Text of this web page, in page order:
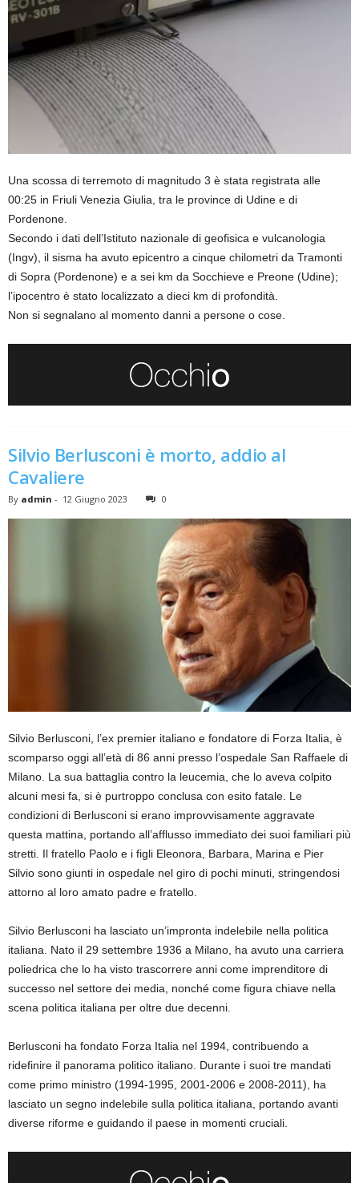
Una scossa di terremoto di magnitudo 3 è stata registrata alle
00:25 in Friuli Venezia Giulia, tra le province di Udine e di
Pordenone.
Secondo i dati dell’Istituto nazionale di geofisica e vulcanologia
(Ingv), il sisma ha avuto epicentro a cinque chilometri da Tramonti
di Sopra (Pordenone) e a sei km da Socchieve e Preone (Udine);
l’ipocentro è stato localizzato a dieci km di profondità.
Non si segnalano al momento danni a persone o cose.
Silvio Berlusconi è morto, addio al
Cavaliere
By admin - 12 Giugno 2023 0
Silvio Berlusconi, l’ex premier italiano e fondatore di Forza Italia, è
scomparso oggi all’età di 86 anni presso l’ospedale San Raffaele di
Milano. La sua battaglia contro la leucemia, che lo aveva colpito
alcuni mesi fa, si è purtroppo conclusa con esito fatale. Le
condizioni di Berlusconi si erano improvvisamente aggravate
questa mattina, portando all’afflusso immediato dei suoi familiari più
stretti. Il fratello Paolo e i figli Eleonora, Barbara, Marina e Pier
Silvio sono giunti in ospedale nel giro di pochi minuti, stringendosi
attorno al loro amato padre e fratello.
Silvio Berlusconi ha lasciato un’impronta indelebile nella politica
italiana. Nato il 29 settembre 1936 a Milano, ha avuto una carriera
poliedrica che lo ha visto trascorrere anni come imprenditore di
successo nel settore dei media, nonché come figura chiave nella
scena politica italiana per oltre due decenni.
Berlusconi ha fondato Forza Italia nel 1994, contribuendo a
ridefinire il panorama politico italiano. Durante i suoi tre mandati
come primo ministro (1994-1995, 2001-2006 e 2008-2011), ha
lasciato un segno indelebile sulla politica italiana, portando avanti
diverse riforme e guidando il paese in momenti cruciali.